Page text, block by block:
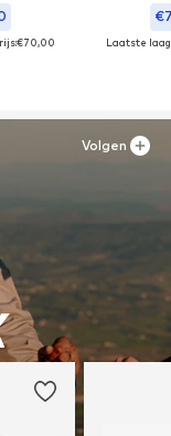
€70,00 Laatste
Volgen